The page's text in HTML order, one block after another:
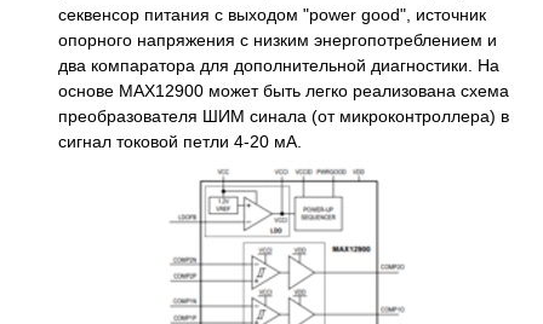
секвенсор питания с выходом "power good", источник
опорного напряжения с низким энергопотреблением и
два компаратора для дополнительной диагностики. На
основе MAX12900 может быть легко реализована схема
преобразователя ШИМ синала (от микроконтроллера) в
сигнал токовой петли 4-20 мА.